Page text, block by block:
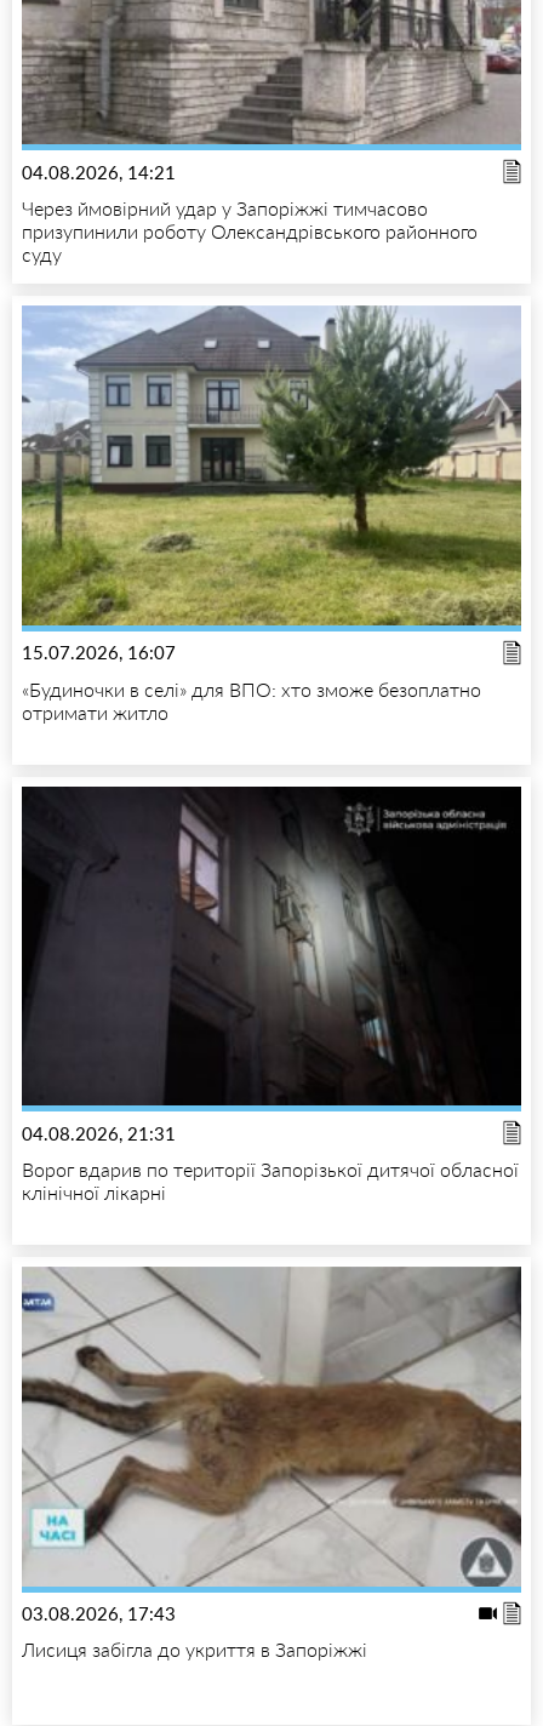
04.08.2026, 14:21
Через ймовірний удар у Запоріжжі тимчасово
призупинили роботу Олександрівського районного
суду
15.07.2026, 16:07
«Будиночки в селі» для ВПО: хто зможе безоплатно
отримати житло
04.08.2026, 21:31
Ворог вдарив по території Запорізької дитячої обласної
клінічної лікарні
03.08.2026, 17:43
Лисиця забігла до укриття в Запоріжжі